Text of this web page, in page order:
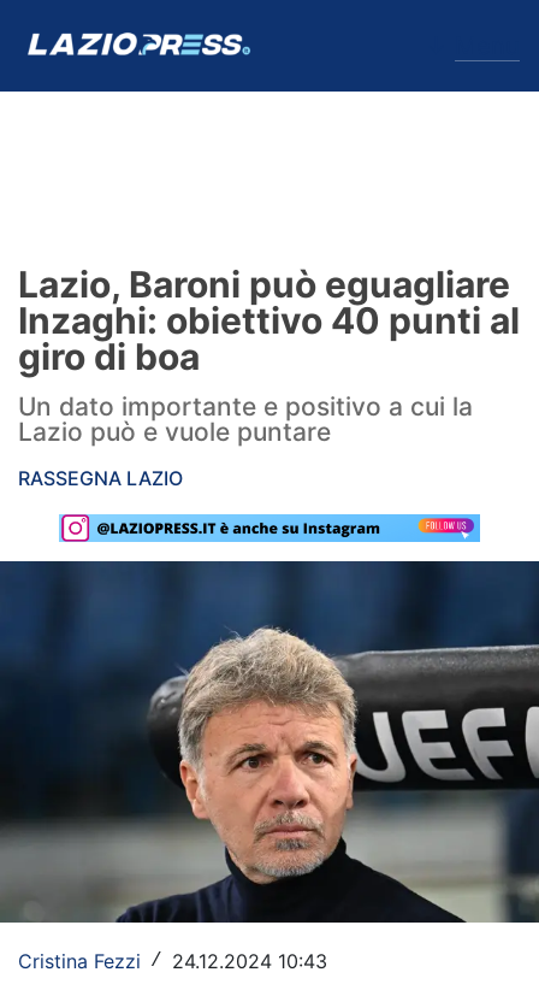
Formello
Infortuni
Primavera
Calciomercato
Lazio Women
Champions League
Europa League
Lazio, Baroni può eguagliare
Inzaghi: obiettivo 40 punti al
giro di boa
Un dato importante e positivo a cui la
Lazio può e vuole puntare
RASSEGNA LAZIO
Cristina Fezzi / 24.12.2024 10:43